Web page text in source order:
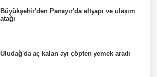
Büyükşehir'den Panayır'da altyapı ve ulaşım
atağı
Uludağ'da aç kalan ayı çöpten yemek aradı